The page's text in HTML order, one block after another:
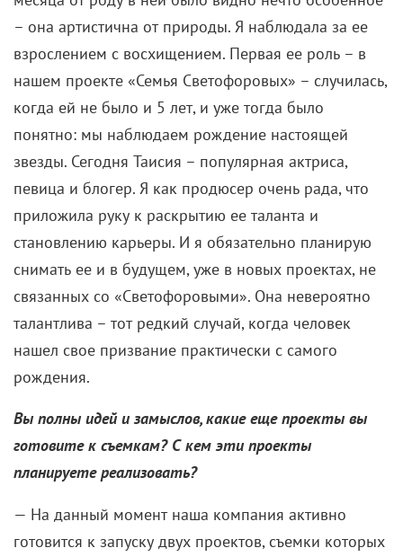
– она артистична от природы. Я наблюдала за ее
взрослением с восхищением. Первая ее роль – в
нашем проекте «Семья Светофоровых» – случилась,
когда ей не было и 5 лет, и уже тогда было
понятно: мы наблюдаем рождение настоящей
звезды. Сегодня Таисия – популярная актриса,
певица и блогер. Я как продюсер очень рада, что
приложила руку к раскрытию ее таланта и
становлению карьеры. И я обязательно планирую
снимать ее и в будущем, уже в новых проектах, не
связанных со «Светофоровыми». Она невероятно
талантлива – тот редкий случай, когда человек
нашел свое призвание практически с самого
рождения.
Вы полны идей и замыслов, какие еще проекты вы
готовите к съемкам? С кем эти проекты
планируете реализовать?
— На данный момент наша компания активно
готовится к запуску двух проектов, съемки которых